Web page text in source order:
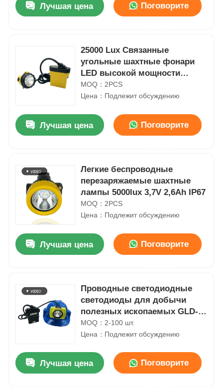
Лучшая цена Поговорите
25000 Lux Связанные
угольные шахтные фонари
LED высокой мощности
перезаряжаемый GL12-A
MOQ：2PCS
Цена：Подлежит обсуждению
Лучшая цена Поговорите
Легкие беспроводные
перезаряжаемые шахтные
лампы 5000lux 3,7V 2,6Ah IP67
MOQ：2PCS
Цена：Подлежит обсуждению
Лучшая цена Поговорите
Проводные светодиодные
светодиоды для добычи
полезных ископаемых GLD-6
с зарядом 25000lux
MOQ：2-100 шт.
Цена：Подлежит обсуждению
Лучшая цена Поговорите